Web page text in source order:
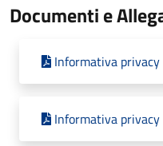
Documenti e
Informativa
Informativa